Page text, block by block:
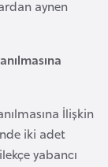
aynen
İlişkin
iki adet
yabancı